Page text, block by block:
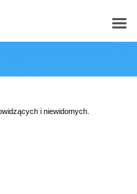
i niewidomych.